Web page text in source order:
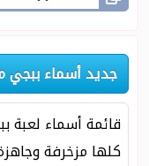
جديد أسماء ببجي
قائمة أسماء لعبة
كلها مزخرفة